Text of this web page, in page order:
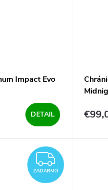
Impact Evo
DETAIL
ZADARMO